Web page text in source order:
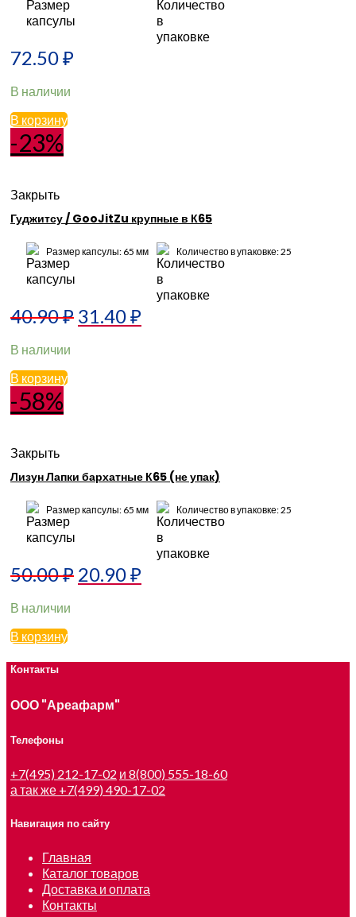
72.50₽
В наличии
В корзину
-23%
Закрыть
Гуджитсу / GooJitZu крупные в К65
Размер капсулы: 65 мм Количество в упаковке: 25
40.90₽ 31.40₽
В наличии
В корзину
-58%
Закрыть
Лизун Лапки бархатные К65 (не упак)
Размер капсулы: 65 мм Количество в упаковке: 25
50.00₽ 20.90₽
В наличии
В корзину
Контакты
ООО "Ареафарм"
Телефоны
+7(495) 212-17-02 и 8(800) 555-18-60
а так же +7(499) 490-17-02
Навигация по сайту
Главная
Каталог товаров
Доставка и оплата
Контакты